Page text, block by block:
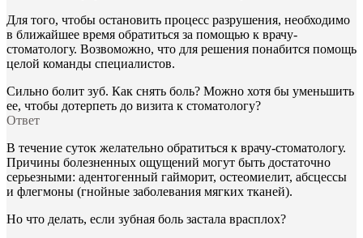
Для того, чтобы остановить процесс разрушения, необходимо
в ближайшее время обратиться за помощью к врачу-
стоматологу. Возвоможно, что для решения понабится помощь
целой команды специалистов.
Сильно болит зуб. Как снять боль? Можно хотя бы уменьшить
ее, чтобы дотерпеть до визита к стоматологу?
Ответ
В течение суток желательно обратиться к врачу-стоматологу.
Причины болезненных ощущений могут быть достаточно
серьезными: адентогенный гайморит, остеомиелит, абсцессы
и флегмоны (гнойные заболевания мягких тканей).
Но что делать, если зубная боль застала врасплох?